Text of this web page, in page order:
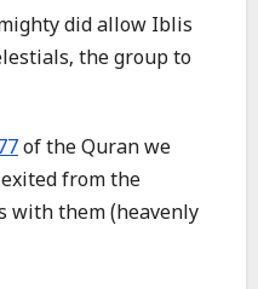
did allow Iblis
the group to
of the Quran we
from the
with them (heavenly